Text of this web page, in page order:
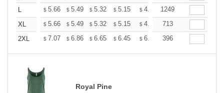
L
$ 5.66 $ 5.49 $ 5.32 $ 5.15 $ 4.99 $4.90
1249
XL
$ 5.66 $ 5.49 $ 5.32 $ 5.15 $ 4.99 $4.90
713
2XL
$ 7.07 $ 6.86 $ 6.65 $ 6.45 $ 6.24 $6.13
396
Royal Pine